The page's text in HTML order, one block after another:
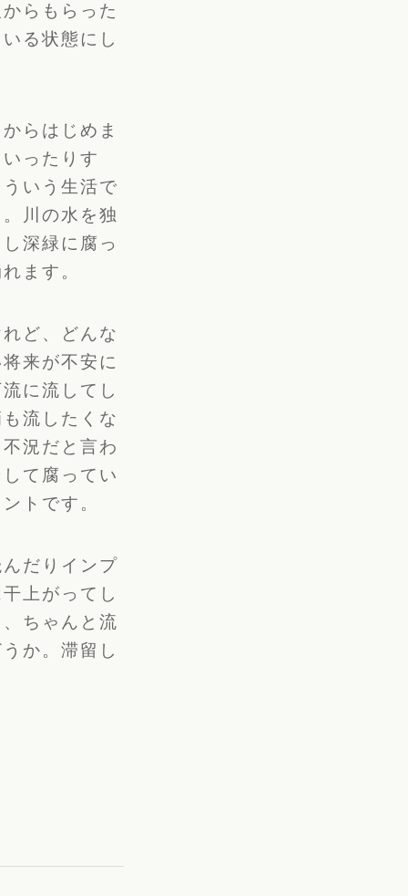
らもらった
る状態にし
らはじめま
ったりす
いう生活で
川の水を独
深緑に腐っ
ます。
ど、どんな
来が不安に
に流してし
流したくな
不況だと言わ
て腐ってい
トです。
だりインプ
上がってし
ちゃんと流
か。滞留し